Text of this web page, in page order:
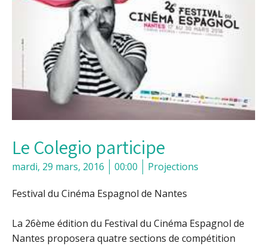
Le Colegio participe
mardi, 29 mars, 2016 00:00 Projections
Festival du Cinéma Espagnol de Nantes
La 26ème édition du Festival du Cinéma Espagnol de
Nantes proposera quatre sections de compétition